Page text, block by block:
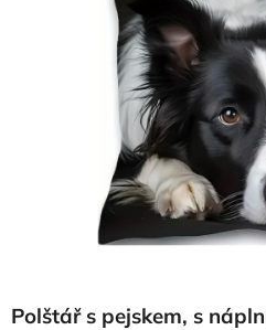
Polštář s pejskem, s